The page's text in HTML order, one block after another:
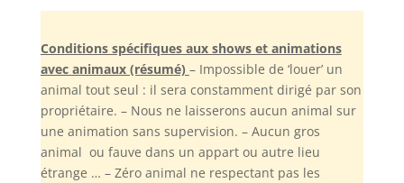
Conditions spécifiques aux shows et animations
avec animaux (résumé) – Impossible de ‘louer’ un
animal tout seul : il sera constamment dirigé par son
propriétaire. – Nous ne laisserons aucun animal sur
une animation sans supervision. – Aucun gros
animal ou fauve dans un appart ou autre lieu
étrange … – Zéro animal ne respectant pas les